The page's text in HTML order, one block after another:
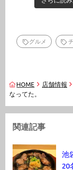
グルメ
HOME 店舗情報
なってた。
関連記事
池
20